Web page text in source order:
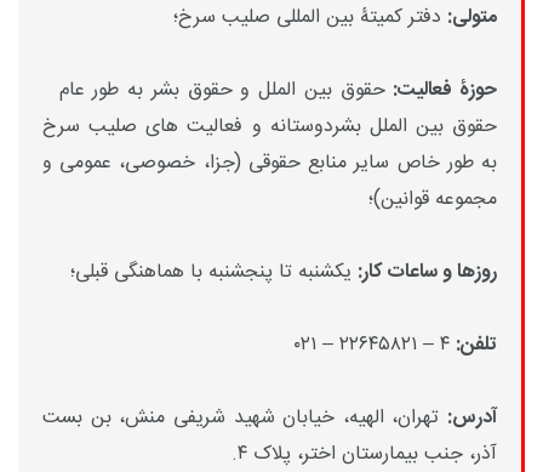
متولی: دفتر کمیتۀ بین المللی صلیب سرخ؛
حوزۀ فعالیت: حقوق بین الملل و حقوق بشر به طور عام
حقوق بین الملل بشردوستانه و فعالیت های صلیب سرخ
به طور خاص سایر منابع حقوقی (جزا، خصوصی، عمومی و
مجموعه قوانین)؛
روزها و ساعات کار: یکشنبه تا پنجشنبه با هماهنگی قبلی؛
تلفن:
آدرس: تهران، الهیه، خیابان شهید شریفی منش، بن بست
آذر، جنب بیمارستان اختر، پلاک ۴.